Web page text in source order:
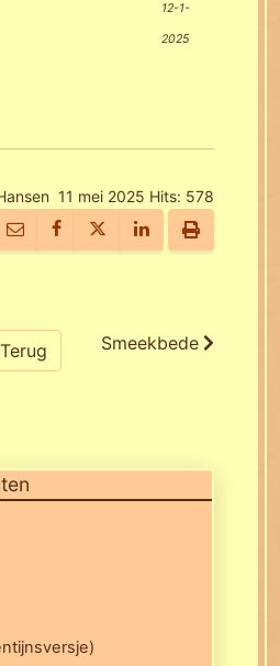
12-1-
2025
11 mei 2025 Hits: 578
Terug Smeekbede